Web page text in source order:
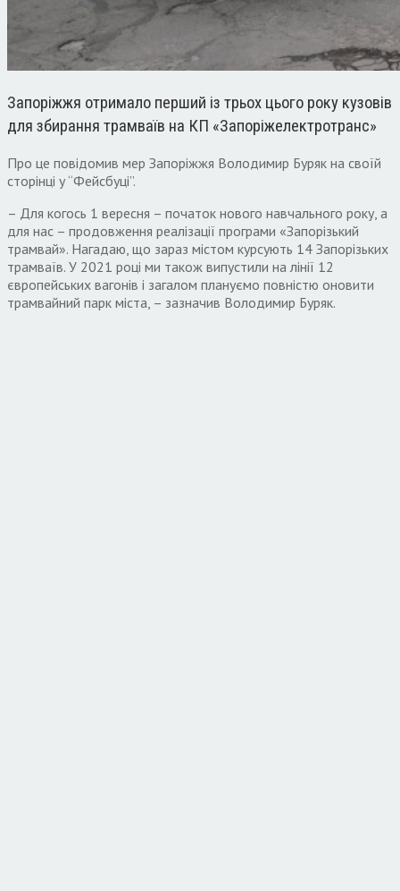
Запоріжжя отримало перший із трьох цього року кузовів
для збирання трамваїв на КП «Запоріжелектротранс»
Про це повідомив мер Запоріжжя Володимир Буряк на своїй
сторінці у “Фейсбуці”.
– Для когось 1 вересня – початок нового навчального року, а
для нас – продовження реалізації програми «Запорізький
трамвай». Нагадаю, що зараз містом курсують 14 Запорізьких
трамваїв. У 2021 році ми також випустили на лінії 12
європейських вагонів і загалом плануємо повністю оновити
трамвайний парк міста, – зазначив Володимир Буряк.